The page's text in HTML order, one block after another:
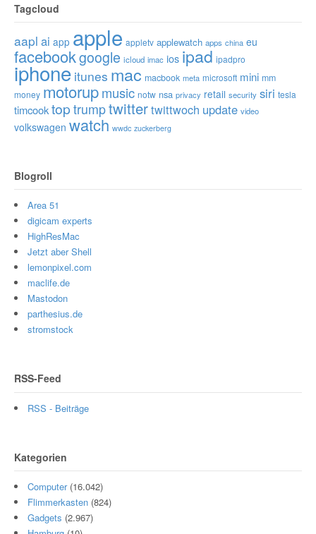
Tagcloud
aapl ai app apple appletv applewatch apps china eu
facebookgoogle icloud imac ios ipad ipadpro
iphone itunes mac macbook meta microsoft mini mm
money motorupmusic notw nsa privacy retail security siri tesla
timcooktop trumptwittertwittwoch update video
volkswagen watch wwdc zuckerberg
Blogroll
Area 51
digicam experts
HighResMac
Jetzt aber Shell
lemonpixel.com
maclife.de
Mastodon
parthesius.de
stromstock
RSS-Feed
RSS - Beiträge
Kategorien
Computer(16.042)
Flimmerkasten (824)
Gadgets (2.967)